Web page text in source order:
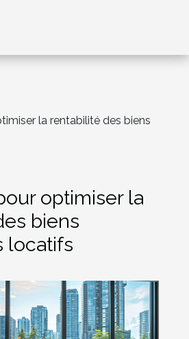
la rentabilité des biens
optimiser la
biens
locatifs